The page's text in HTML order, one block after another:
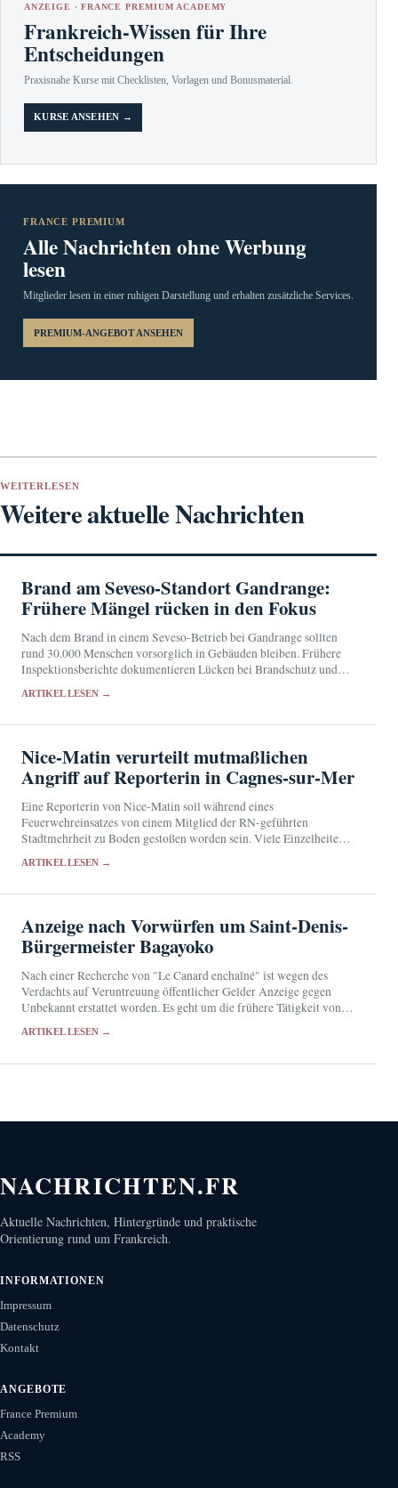
ANZEIGE · FRANCE PREMIUM ACADEMY
Frankreich-Wissen für Ihre
Entscheidungen
Praxisnahe Kurse mit Checklisten, Vorlagen und Bonusmaterial.
KURSE ANSEHEN →
FRANCE PREMIUM
Alle Nachrichten ohne Werbung
lesen
Mitglieder lesen in einer ruhigen Darstellung und erhalten zusätzliche Services.
PREMIUM-ANGEBOT ANSEHEN
WEITERLESEN
Weitere aktuelle Nachrichten
Brand am Seveso-Standort Gandrange:
Frühere Mängel rücken in den Fokus
Nach dem Brand in einem Seveso-Betrieb bei Gandrange sollten
rund 30.000 Menschen vorsorglich in Gebäuden bleiben. Frühere
Inspektionsberichte dokumentieren Lücken bei Brandschutz und
ARTIKEL LESEN →
Nice-Matin verurteilt mutmaßlichen
Angriff auf Reporterin in Cagnes-sur-Mer
Eine Reporterin von Nice-Matin soll während eines
Feuerwehreinsatzes von einem Mitglied der RN-geführten
Stadtmehrheit zu Boden gestoßen worden sein. Viele Einzelheiten
ARTIKEL LESEN →
Anzeige nach Vorwürfen um Saint-Denis-
Bürgermeister Bagayoko
Nach einer Recherche von "Le Canard enchaîné" ist wegen des
Verdachts auf Veruntreuung öffentlicher Gelder Anzeige gegen
Unbekannt erstattet worden. Es geht um die frühere Tätigkeit von
ARTIKEL LESEN →
NACHRICHTEN.FR
Aktuelle Nachrichten, Hintergründe und praktische
Orientierung rund um Frankreich.
INFORMATIONEN
Impressum
Datenschutz
Kontakt
ANGEBOTE
France Premium
Academy
RSS